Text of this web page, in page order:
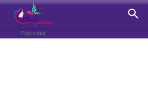
Publicidad